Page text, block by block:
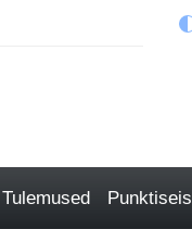
Tulemused Punktiseis